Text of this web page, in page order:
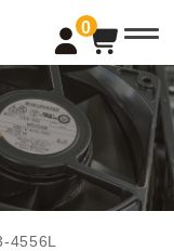
0
t
o
g
l
e
a
v
i
g
a
4556L